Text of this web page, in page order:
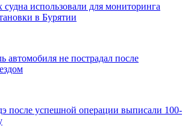
использовали для мониторинга
в Бурятии
автомобиля не пострадал после
успешной операции выписали 100-